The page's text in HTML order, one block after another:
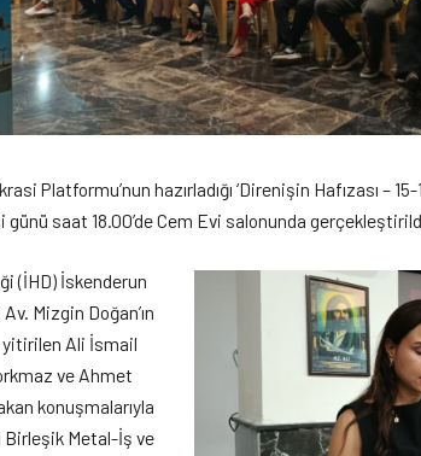
Platformu’nun hazırladığı ‘Direnişin Hafızası – 15-
günü saat 18.00’de Cem Evi salonunda
(İHD) İskenderun
Mizgin Doğan’ın
yitirilen Ali İsmail
ve Ahmet
konuşmalarıyla
Birleşik Metal-İş ve